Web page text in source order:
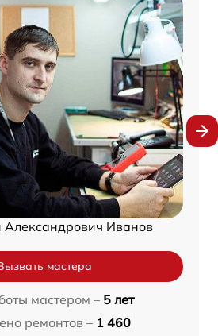
Александрович Иванов
мастера
мастером – 5 лет
ремонтов – 1 460